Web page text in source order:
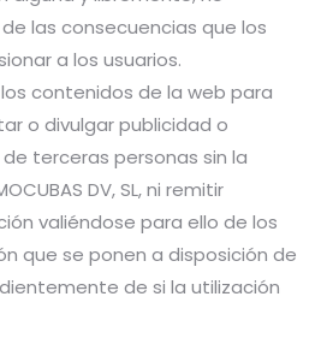
las consecuencias que los
a los usuarios.
contenidos de la web para
o divulgar publicidad o
terceras personas sin la
DV, SL, ni remitir
valiéndose para ello de los
que se ponen a disposición de
de si la utilización